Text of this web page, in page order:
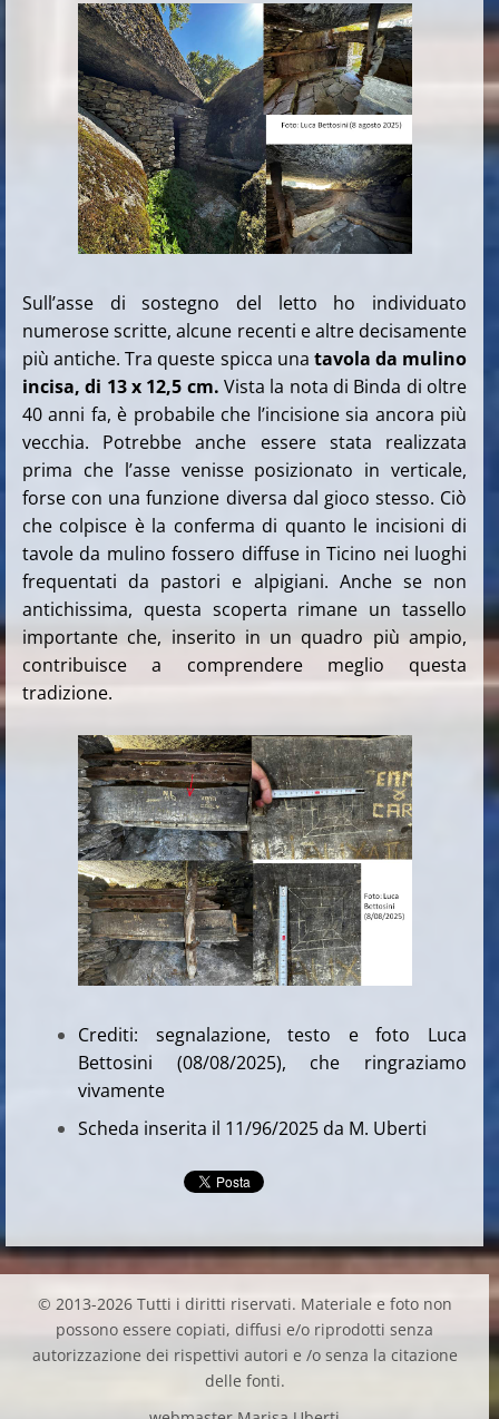
Sull’asse di sostegno del letto ho individuato
numerose scritte, alcune recenti e altre decisamente
più antiche. Tra queste spicca una tavola da mulino
incisa, di 13 x 12,5 cm. Vista la nota di Binda di oltre
40 anni fa, è probabile che l’incisione sia ancora più
vecchia. Potrebbe anche essere stata realizzata
prima che l’asse venisse posizionato in verticale,
forse con una funzione diversa dal gioco stesso. Ciò
che colpisce è la conferma di quanto le incisioni di
tavole da mulino fossero diffuse in Ticino nei luoghi
frequentati da pastori e alpigiani. Anche se non
antichissima, questa scoperta rimane un tassello
importante che, inserito in un quadro più ampio,
contribuisce a comprendere meglio questa
tradizione.
Crediti: segnalazione, testo e foto Luca
Bettosini (08/08/2025), che ringraziamo
vivamente
Scheda inserita il 11/96/2025 da M. Uberti
© 2013-2026 Tutti i diritti riservati. Materiale e foto non
possono essere copiati, diffusi e/o riprodotti senza
autorizzazione dei rispettivi autori e /o senza la citazione
delle fonti.